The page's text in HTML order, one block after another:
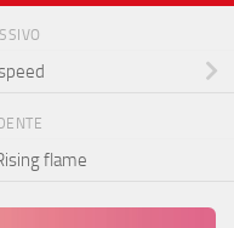
flame